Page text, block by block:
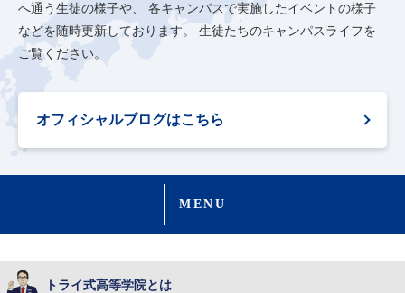
へ通う生徒の様子や、
各キャンパスで実施したイベントの様子
などを随時更新しております。
生徒たちのキャンパスライフを
ご覧ください。
オフィシャルブログはこちら
MENU
トライ式高等学院とは